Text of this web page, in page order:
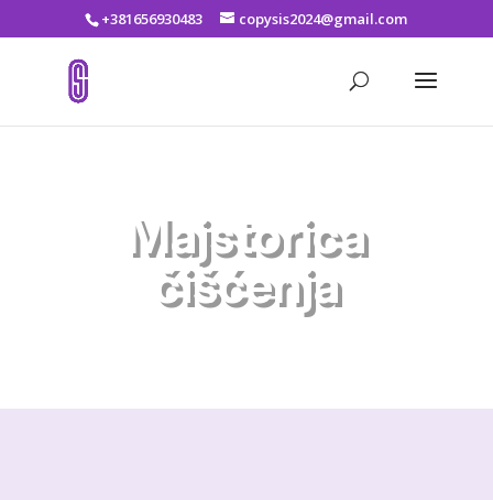
+381656930483 copysis2024@gmail.com
Majstorica
čišćenja